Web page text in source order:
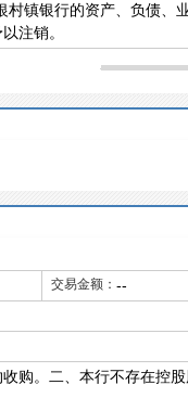
村镇银行的资产、负债
注销。
交易金额： --
购。二、本行不存在控